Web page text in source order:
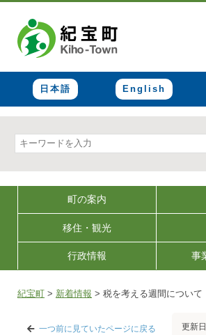
日本語 English
町の案内
移住・観光
行政情報 事
紀宝町 > 新着情報 > 税を考える週間について
一つ前に見ていたページに戻る 更新